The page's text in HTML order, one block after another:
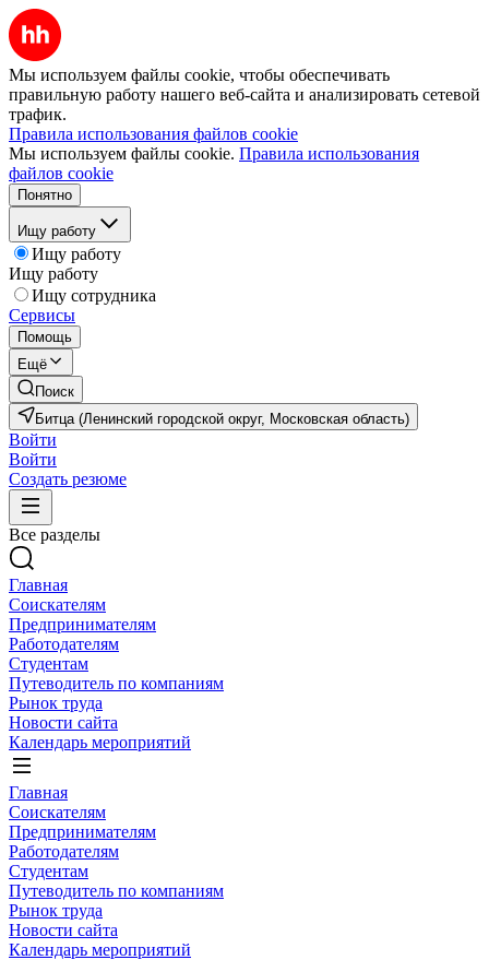
Мы используем файлы cookie, чтобы обеспечивать
правильную работу нашего веб-сайта и анализировать сетевой
трафик.
Правила использования файлов cookie
Мы используем файлы cookie. Правила использования
файлов cookie
Понятно
Ищу работу
Ищу работу
Ищу работу
Ищу сотрудника
Сервисы
Помощь
Ещё
Поиск
Битца (Ленинский городской округ, Московская область)
Войти
Войти
Создать резюме
Все разделы
Главная
Соискателям
Предпринимателям
Работодателям
Студентам
Путеводитель по компаниям
Рынок труда
Новости сайта
Календарь мероприятий
Главная
Соискателям
Предпринимателям
Работодателям
Студентам
Путеводитель по компаниям
Рынок труда
Новости сайта
Календарь мероприятий